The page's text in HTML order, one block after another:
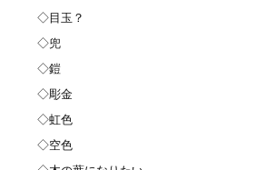
◇目玉？
◇兜
◇鎧
◇彫金
◇虹色
◇空色